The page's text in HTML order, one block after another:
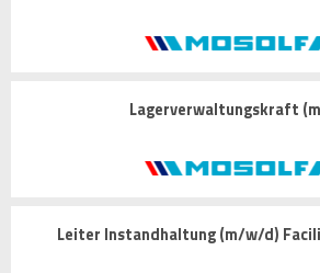
Lagerverwaltungskraft
Leiter Instandhaltung (m/w/d)